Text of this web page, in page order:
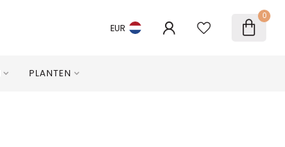
EUR
0
PLANTEN